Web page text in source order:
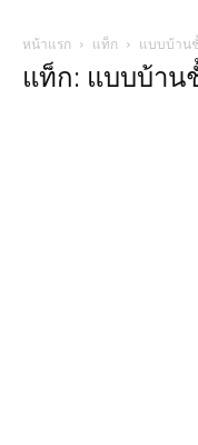
หน้าแรก แท็ก แบบบ้าน
แท็ก: แบบบ้าน